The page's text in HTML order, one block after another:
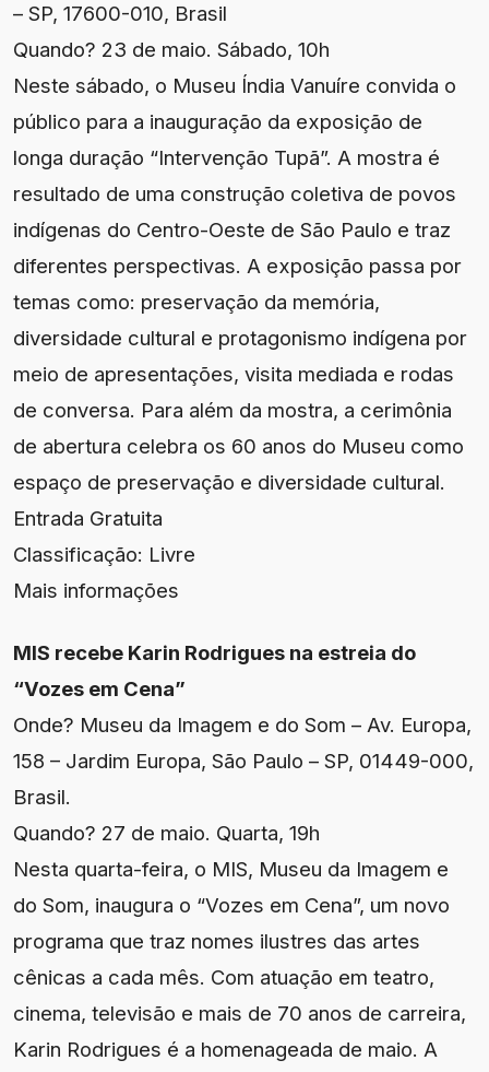
– SP, 17600-010, Brasil
Quando? 23 de maio. Sábado, 10h
Neste sábado, o Museu Índia Vanuíre convida o
público para a inauguração da exposição de
longa duração “Intervenção Tupã”. A mostra é
resultado de uma construção coletiva de povos
indígenas do Centro-Oeste de São Paulo e traz
diferentes perspectivas. A exposição passa por
temas como: preservação da memória,
diversidade cultural e protagonismo indígena por
meio de apresentações, visita mediada e rodas
de conversa. Para além da mostra, a cerimônia
de abertura celebra os 60 anos do Museu como
espaço de preservação e diversidade cultural.
Entrada Gratuita
Classificação: Livre
Mais informações
MIS recebe Karin Rodrigues na estreia do
“Vozes em Cena”
Onde? Museu da Imagem e do Som – Av. Europa,
158 – Jardim Europa, São Paulo – SP, 01449-000,
Brasil.
Quando? 27 de maio. Quarta, 19h
Nesta quarta-feira, o MIS, Museu da Imagem e
do Som, inaugura o “Vozes em Cena”, um novo
programa que traz nomes ilustres das artes
cênicas a cada mês. Com atuação em teatro,
cinema, televisão e mais de 70 anos de carreira,
Karin Rodrigues é a homenageada de maio. A